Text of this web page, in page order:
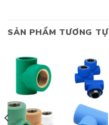
SẢN PHẨM TƯƠNG TỰ